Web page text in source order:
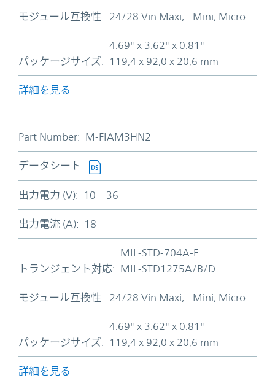
モジュール互換性: 24/28 Vin Maxi, Mini, Micro
パッケージサイズ:
4.69" x 3.62" x 0.81"
119,4 x 92,0 x 20,6 mm
詳細を見る
Part Number: M-FIAM3HN2
データシート:
出力電力 (V): 10 – 36
出力電流 (A): 18
トランジェント対応:
MIL-STD-704A-F
MIL-STD1275A/B/D
モジュール互換性: 24/28 Vin Maxi, Mini, Micro
パッケージサイズ:
4.69" x 3.62" x 0.81"
119,4 x 92,0 x 20,6 mm
詳細を見る